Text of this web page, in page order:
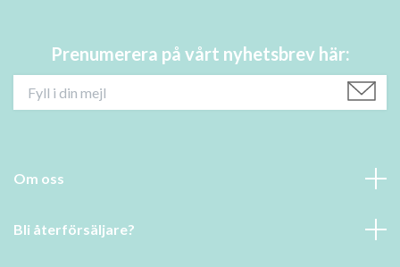
Prenumerera på vårt nyhetsbrev här:
Om oss
Bli återförsäljare?